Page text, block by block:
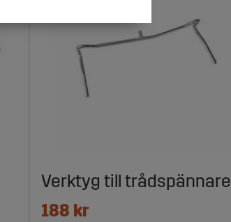
Verktyg till trådspännare
188 kr